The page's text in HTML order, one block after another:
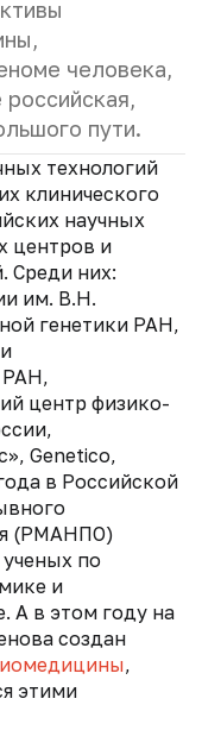
человека,
пути.
технологий
клинического
научных
центров и
Среди них:
им. В.Н.
генетики РАН,
РАН,
центр физико-
Genetico,
в Российской
(РМАНПО)
по
и
А в этом году на
создан
,
этими